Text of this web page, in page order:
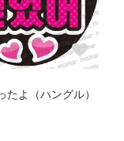
たよ（ハングル）